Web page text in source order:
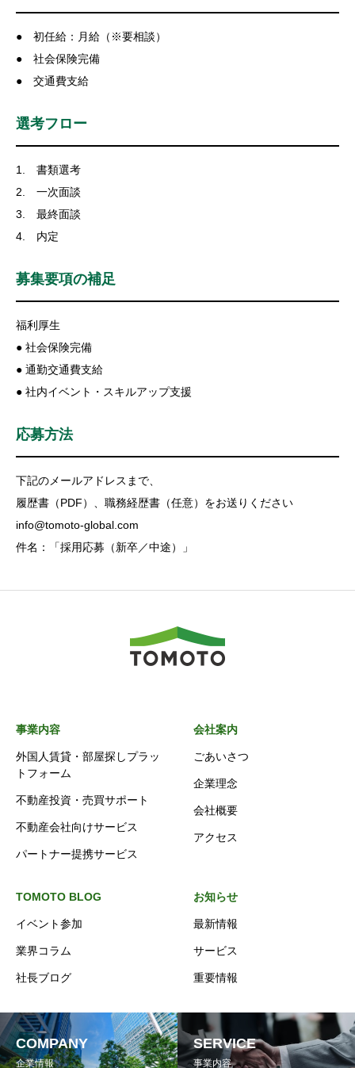
● 初任給：月給（※要相談）
● 社会保険完備
● 交通費支給
選考フロー
1. 書類選考
2. 一次面談
3. 最終面談
4. 内定
募集要項の補足
福利厚生
● 社会保険完備
● 通勤交通費支給
● 社内イベント・スキルアップ支援
応募方法
下記のメールアドレスまで、
履歴書（PDF）、職務経歴書（任意）をお送りください
info@tomoto-global.com
件名：「採用応募（新卒／中途）」
事業内容
外国人賃貸・部屋探しプラッ
トフォーム
不動産投資・売買サポート
不動産会社向けサービス
パートナー提携サービス
会社案内
ごあいさつ
企業理念
会社概要
アクセス
TOMOTO BLOG
イベント参加
業界コラム
社長ブログ
お知らせ
最新情報
サービス
重要情報
COMPANY
企業情報
SERVICE
事業内容